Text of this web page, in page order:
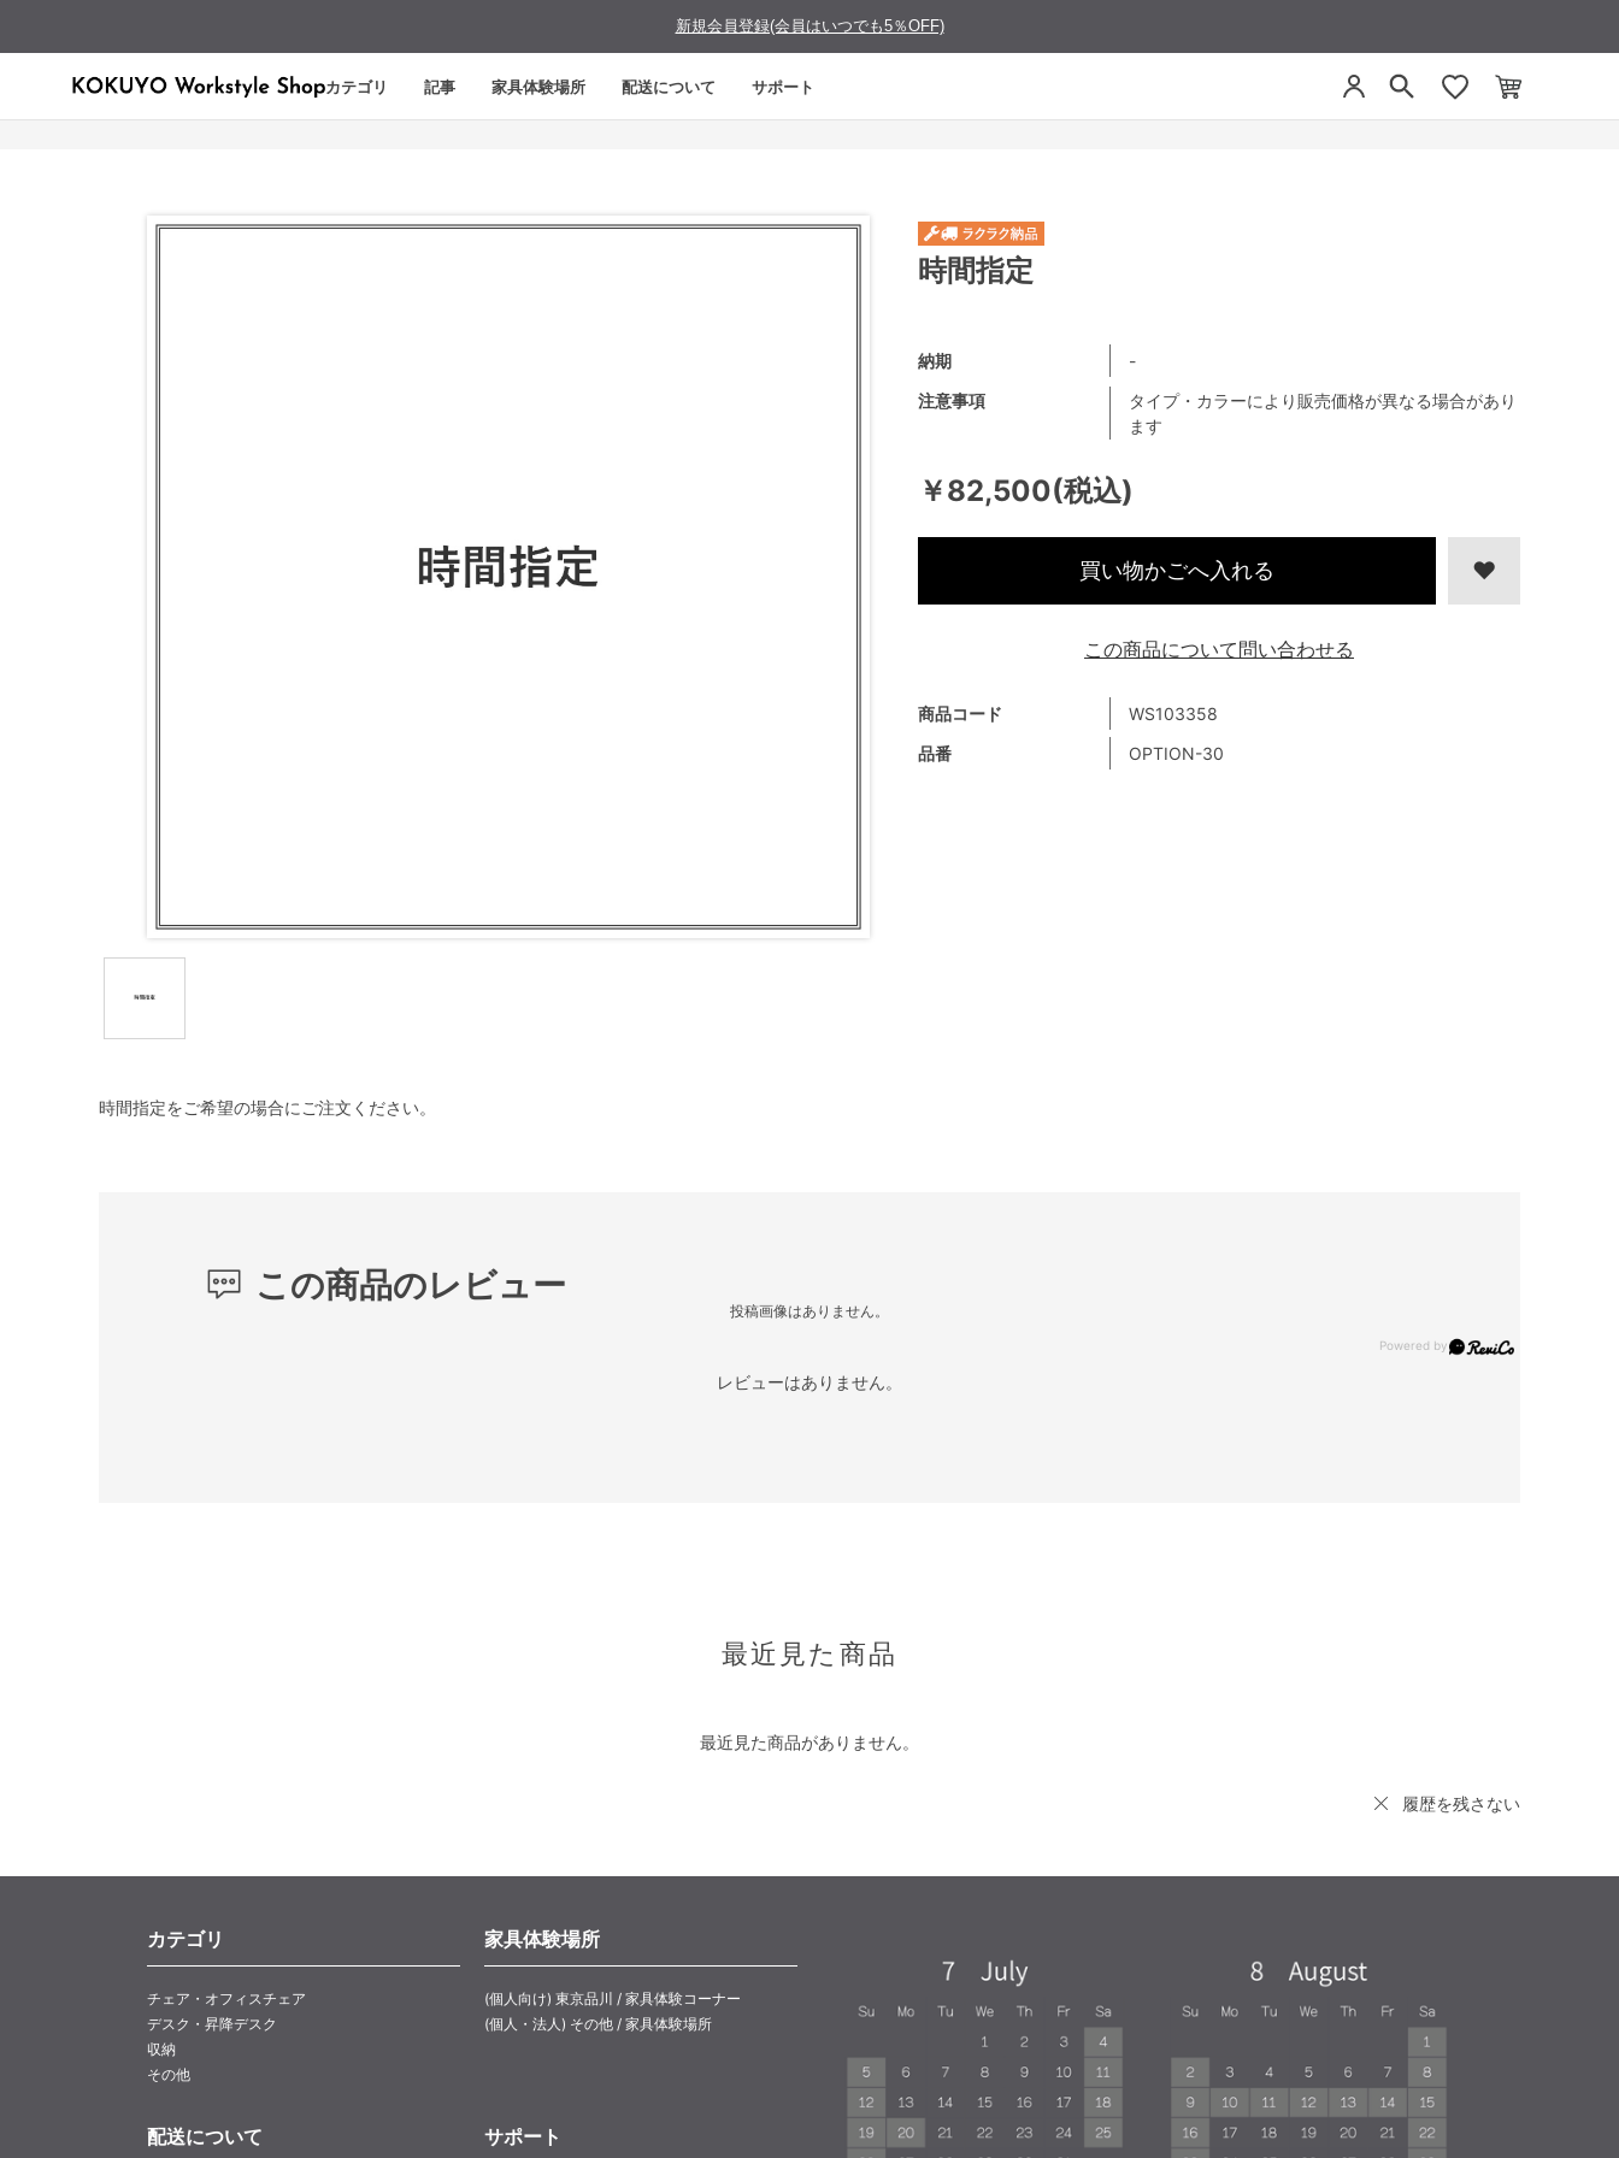
新規会員登録(会員はいつでも5％OFF)
カテゴリ 記事 家具体験場所 配送について サポート
時間指定をご希望の場合にご注文ください。
時間指定
￥82,500(税込)
商品コード
WS103358
品番
OPTION-30
注意事項
タイプ・カラーにより販売価格が異なる場合があり
ます
納期 -
買い物かごへ入れる
この商品について問い合わせる
この商品のレビュー
投稿画像はありません。
レビューはありません。
最近見た商品
最近見た商品がありません。
履歴を残さない
カテゴリ
チェア・オフィスチェア
デスク・昇降デスク
収納
その他
家具体験場所
(個人向け) 東京品川 / 家具体験コーナー
(個人・法人) その他 / 家具体験場所
配送について サポート